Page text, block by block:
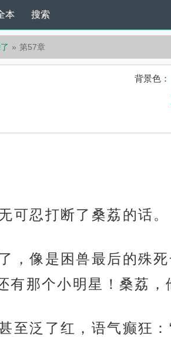
本 搜索
第57章
背景色：
可忍打断了桑荔的话。
，像是困兽最后的殊
有那个小明星！桑荔
至泛了红，语气癫狂